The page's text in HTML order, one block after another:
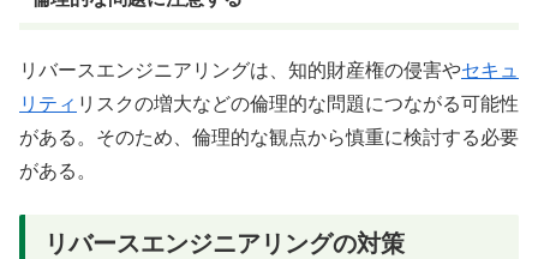
リバースエンジニアリングは、知的財産権の侵害やセキュ
リティ リスクの増大などの倫理的な問題につながる可能性
がある。そのため、倫理的な観点から慎重に検討する必要
がある。
リバースエンジニアリングの対策